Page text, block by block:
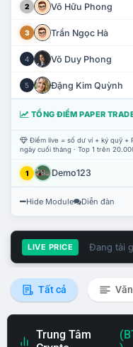
2 Võ Hữu Phong
3 Trần Ngọc Hà
4 Võ Duy Phong
5 Đặng Kim Quỳnh
TỔNG ĐIỂM PAPER
Điểm live = số dư ví + ký quỹ +
ngày cuối tháng · Top 1 trên
1 Demo123
Hide Module Diễn đàn
LIVE PRICE Đang tải
Tất cả
Trung Tâm